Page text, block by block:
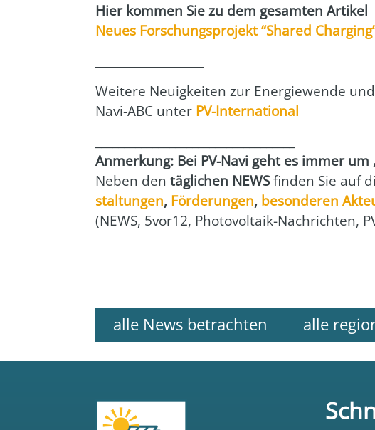
Hier kom­men Sie zu dem gesam­ten Arti­kel
Neu­es For­schungs­pro­jekt “Shared
Wei­te­re Neu­ig­kei­ten zur Ener­gie­wen­de
Navi-ABC unter PV-Inter­na­tio­nal
Anmer­kung: Bei PV-Navi geht es immer um
Neben dentäg­li­chen NEWSfin­den Sie auf
stal­tun­gen, För­de­run­gen, beson­de­ren
(NEWS, 5vor12, Pho­to­vol­ta­ik-Nach­rich­ten,
alle News betrachten alle